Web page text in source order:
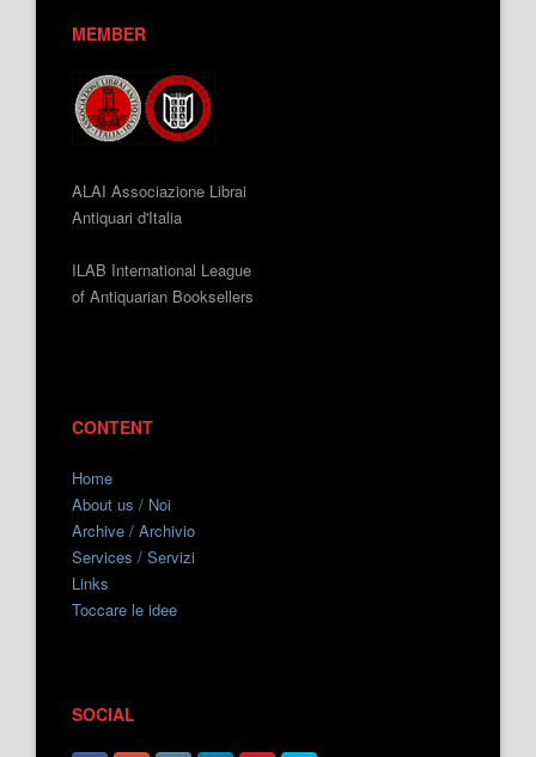
MEMBER
ALAI Associazione Librai
Antiquari d'Italia
ILAB International League
of Antiquarian Booksellers
CONTENT
Home
About us / Noi
Archive / Archivio
Services / Servizi
Links
Toccare le idee
SOCIAL